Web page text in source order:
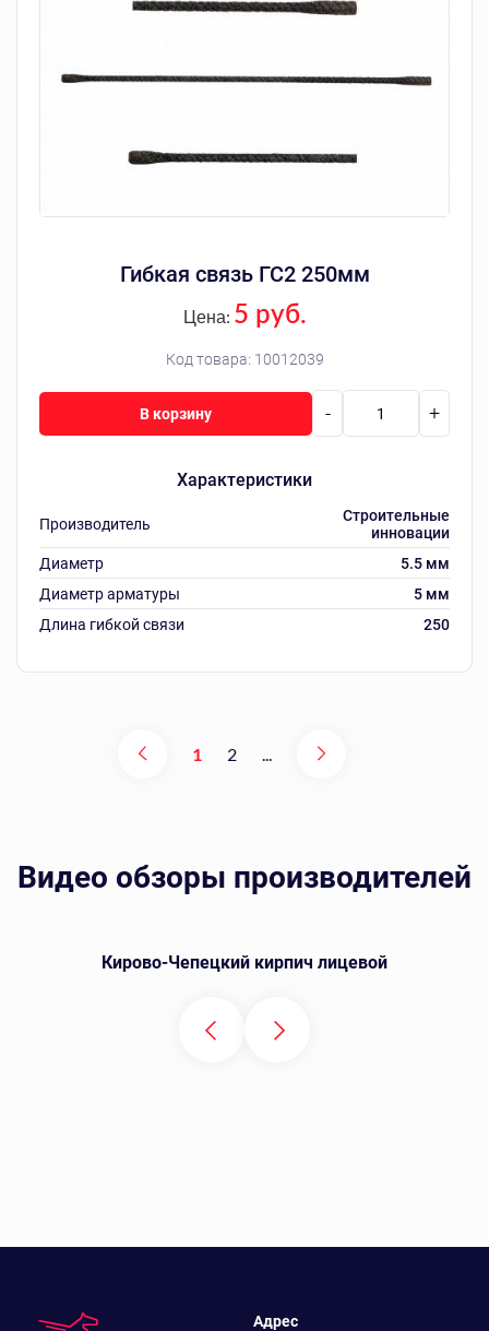
Гибкая связь ГС2 250мм
Код товара: 10012039
Цена: 5 руб.
Характеристики
Производитель
Строительные
инновации
Диаметр
5.5 мм
Диаметр арматуры
5 мм
Длина гибкой связи
250
- +
В корзину
1 2
Видео обзоры производителей
Кирово-Чепецкий кирпич лицевой
Адрес